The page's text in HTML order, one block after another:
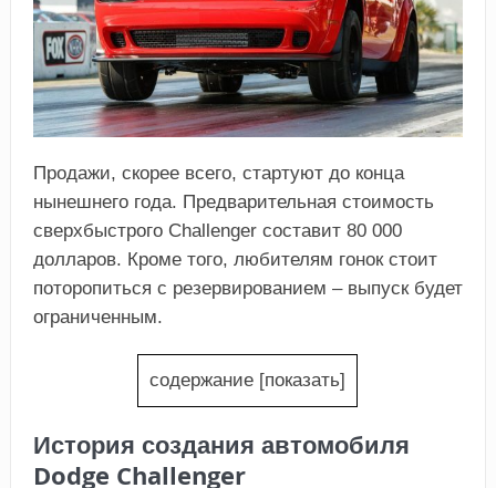
Продажи, скорее всего, стартуют до конца
нынешнего года. Предварительная стоимость
сверхбыстрого Challenger составит 80 000
долларов. Кроме того, любителям гонок стоит
поторопиться с резервированием – выпуск будет
ограниченным.
содержание [показать]
История создания автомобиля
Dodge Challenger